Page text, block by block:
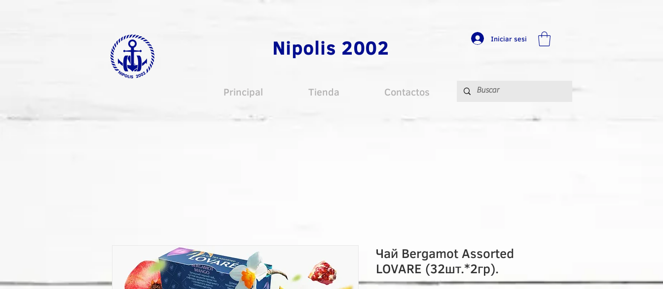
Nipolis 2002 Iniciar sesi
Principal Tienda Contactos
Чай Bergamot Assorted
LOVARE (32шт.*2гр).